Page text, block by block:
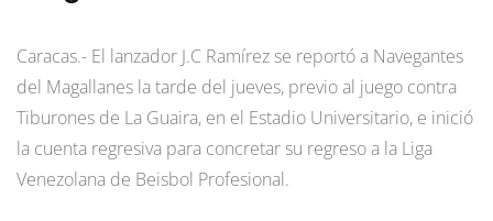
Caracas.- El lanzador J.C Ramírez se reportó a Navegantes
del Magallanes la tarde del jueves, previo al juego contra
Tiburones de La Guaira, en el Estadio Universitario, e inició
la cuenta regresiva para concretar su regreso a la Liga
Venezolana de Beisbol Profesional.